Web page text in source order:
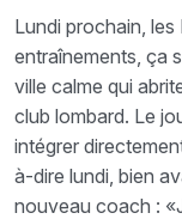
Lundi prochain,
entraînements, ça
ville calme qui
club lombard. Le
intégrer
à-dire lundi, bien
nouveau coach :